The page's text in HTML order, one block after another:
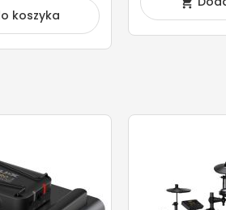
koszyka